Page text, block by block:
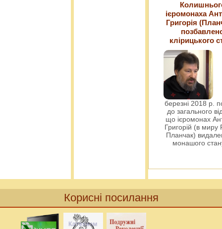
ієромонаха
Григорія
клірицького
березні 2018 р.
до загального
що ієромонах
Григорій (в миру
Планчак)
монашого
Корисні посилання